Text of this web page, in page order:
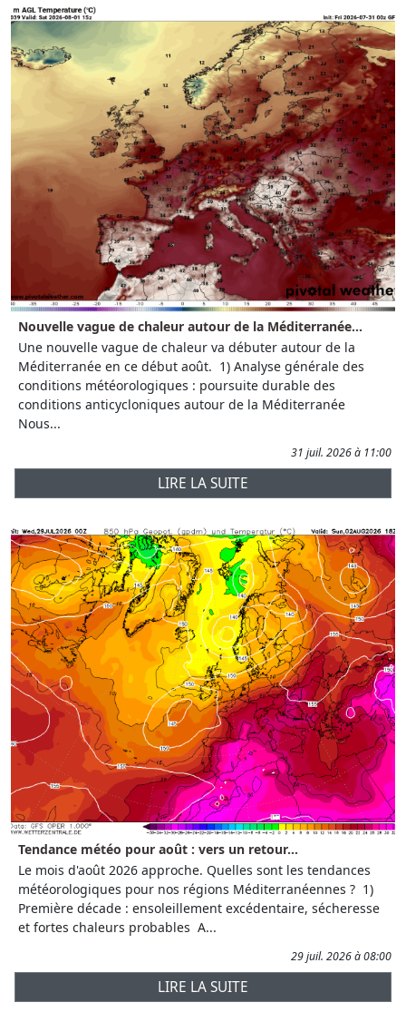
Nouvelle vague de chaleur autour de la Méditerranée...
Une nouvelle vague de chaleur va débuter autour de la
Méditerranée en ce début août. 1) Analyse générale des
conditions météorologiques : poursuite durable des
conditions anticycloniques autour de la Méditerranée
Nous...
31 juil. 2026 à 11:00
LIRE LA SUITE
Tendance météo pour août : vers un retour...
Le mois d'août 2026 approche. Quelles sont les tendances
météorologiques pour nos régions Méditerranéennes ? 1)
Première décade : ensoleillement excédentaire, sécheresse
et fortes chaleurs probables A...
29 juil. 2026 à 08:00
LIRE LA SUITE